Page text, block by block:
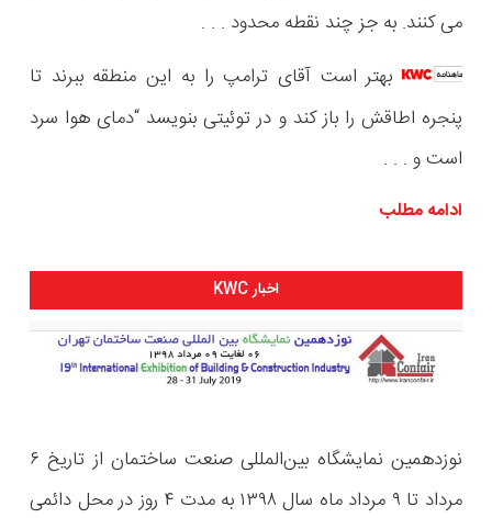
می کنند. به ‌جز چند نقطه محدود . . .
بهتر است آقای ترامپ را به این منطقه ببرند تا
پنجره اطاقش را باز کند و در توئیتی بنویسد “دمای هوا سرد
است و . . .
ادامه مطلب
اخبار KWC
نوزدهمین نمایشگاه بین‌المللی صنعت ساختمان از تاریخ ۶
مرداد تا ۹ مرداد ماه سال ۱۳۹۸ به مدت ۴ روز در محل دائمی